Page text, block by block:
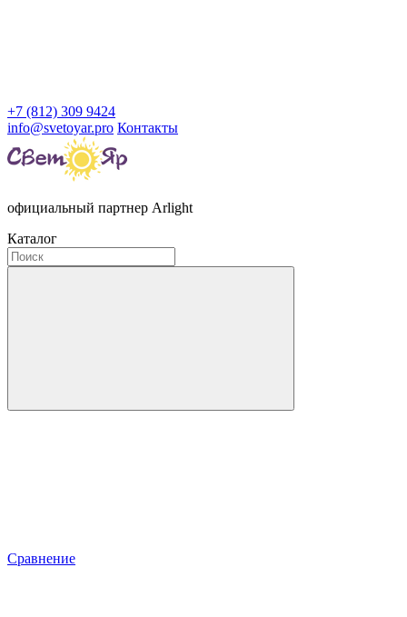
+7 (812) 309 9424
info@svetoyar.pro Контакты
официальный партнер Arlight
Каталог
Сравнение